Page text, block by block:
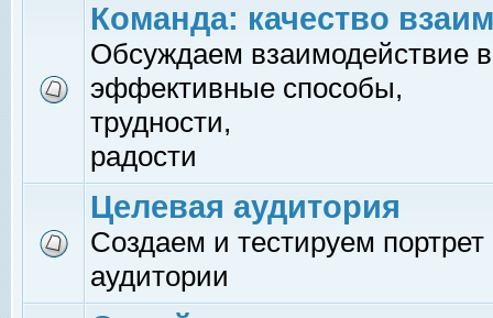
Команда: качество
Обсуждаем взаимодействие
эффективные способы,
трудности,
радости
Целевая аудитория
Создаем и тестируем
аудитории